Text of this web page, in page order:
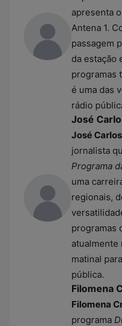
apresenta o
Antena 1.
passagem
da estação
programas
é uma das
rádio
José
José
jornalista
Programa
uma
regionais,
programas
atualmente
matinal
pública.
Filomena
Filomena
programa